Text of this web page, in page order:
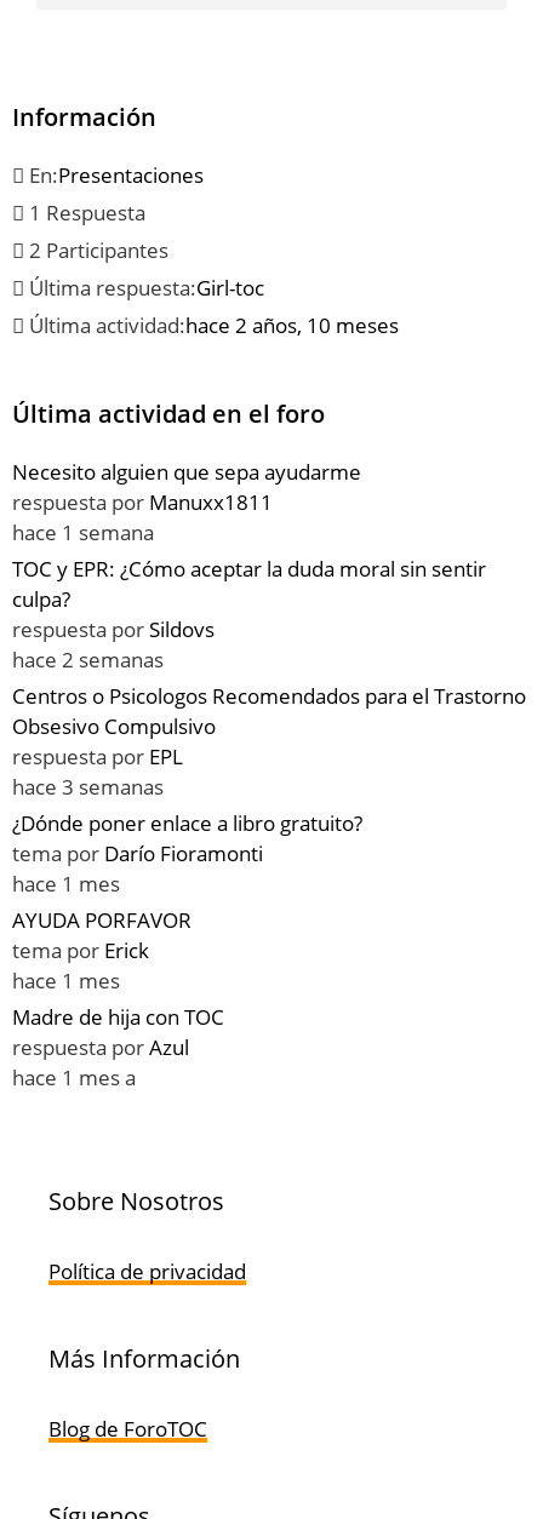
Información
En:Presentaciones
1 Respuesta
2 Participantes
Última respuesta:Girl-toc
Última actividad:hace 2 años, 10 meses
Última actividad en el foro
Necesito alguien que sepa ayudarme
respuesta por Manuxx1811
hace 1 semana
TOC y EPR: ¿Cómo aceptar la duda moral sin sentir
culpa?
respuesta porSildovs
hace 2 semanas
Centros o Psicologos Recomendados para el Trastorno
Obsesivo Compulsivo
respuesta por EPL
hace 3 semanas
¿Dónde poner enlace a libro gratuito?
tema por Darío Fioramonti
hace 1 mes
AYUDA PORFAVOR
tema por Erick
hace 1 mes
Madre de hija con TOC
respuesta porAzul
hace 1 mes a
Sobre Nosotros
Política de privacidad
Más Información
Blog de ForoTOC